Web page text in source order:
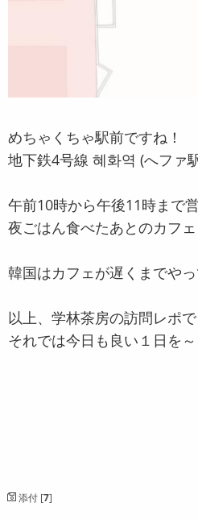
めちゃくちゃ駅前ですね！
地下鉄4号線 혜화역 (へファ
午前10時から午後11時まで
夜ごはん食べたあとのカフ
韓国はカフェが遅くまでや
以上、学林茶房の訪問レポで
それでは今日も良い１日を～
添付 [7]